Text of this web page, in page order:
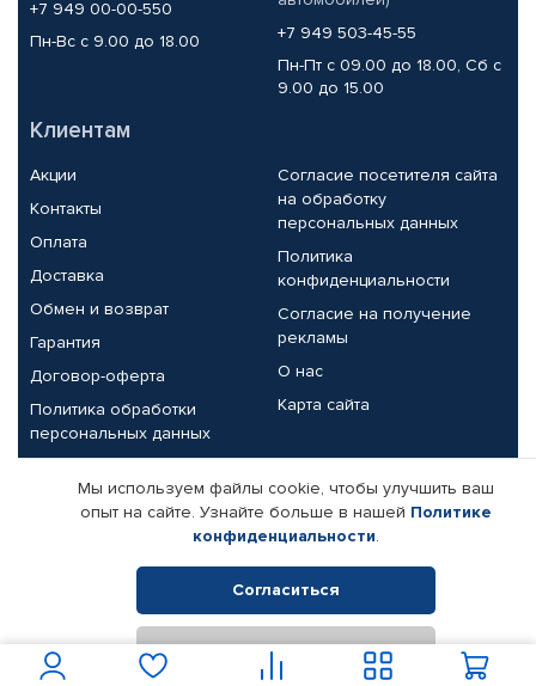
+7 949 00-00-550
Пн-Вс с 9.00 до 18.00
+7 949 503-45-55
Пн-Пт с 09.00 до 18.00, Сб с
9.00 до 15.00
Клиентам
Акции
Контакты
Оплата
Доставка
Обмен и возврат
Гарантия
Договор-оферта
Политика обработки
персональных данных
Согласие посетителя сайта
на обработку
персональных данных
Политика
конфиденциальности
Согласие на получение
рекламы
О нас
Карта сайта
Партнерам
Корпоративным клиентам
Поставщикам
Реквизиты компании
© КАМАЗ ЦЕНТР ДОНЕЦК, 2015-2026. Все права защищены.
Интернет-магазин автомобильных товаров Автопрофи.
Мы используем файлы cookie, чтобы улучшить ваш
опыт на сайте. Узнайте больше в нашей Политике
конфиденциальности.
Согласиться
Отклонить